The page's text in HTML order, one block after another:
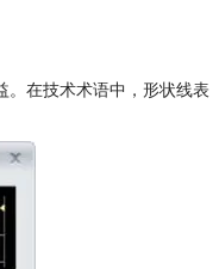
。在技术术语中，形状线表